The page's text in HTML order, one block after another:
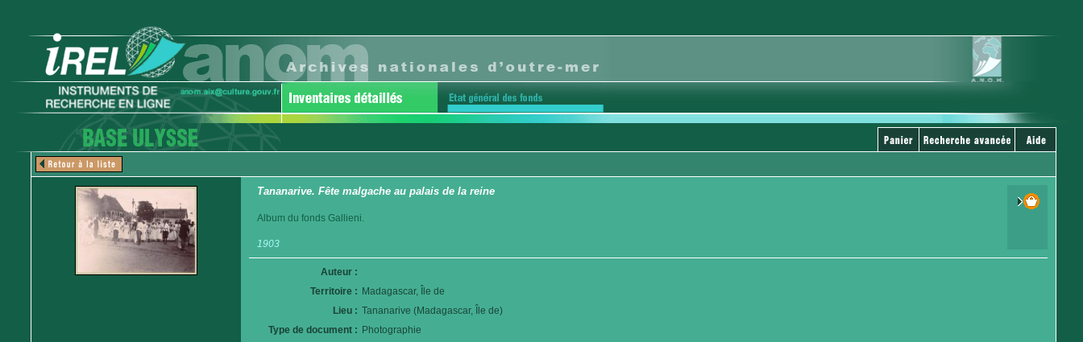
Tananarive. Fête malgache au palais de la reine
Album du fonds Gallieni.
1903
Auteur :
Territoire : Madagascar, Île de
Lieu : Tananarive (Madagascar, Île de)
Type de document : Photographie